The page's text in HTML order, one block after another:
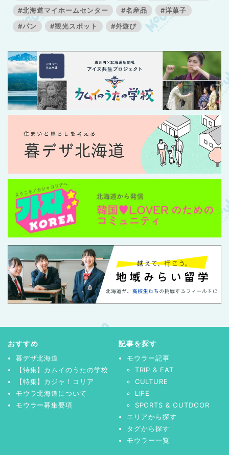
#北海道マイホームセンター
#名産品
#洋菓子
#パン
#観光スポット #外遊び
おすすめ
暮デザ北海道
【特集】カムイのうたの学校
【特集】カジャ！コリア
モウラ北海道について
モウラー募集要項
記事を探す
モウラー記事
TRIP & EAT
CULTURE
LIFE
SPORTS & OUTDOOR
エリアから探す
タグから探す
モウラー一覧